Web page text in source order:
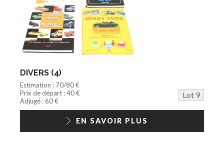
DIVERS (4)
Estimation : 70/80 €
Prix de départ : 40 €
Lot 9
Adjugé : 60 €
EN SAVOIR PLUS